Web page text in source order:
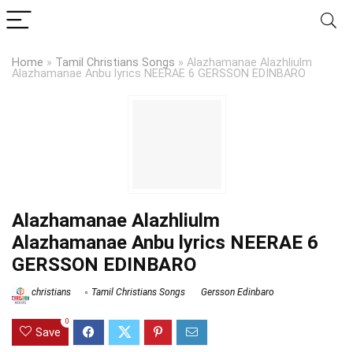
Home » Tamil Christians Songs » Alazhamanae Alazhliulm
Alazhamanae Anbu lyrics NEERAE 6 GERSSON EDINBARO
Alazhamanae Alazhliulm
Alazhamanae Anbu lyrics NEERAE 6
GERSSON EDINBARO
christians Tamil Christians Songs Gersson Edinbaro
Save
0